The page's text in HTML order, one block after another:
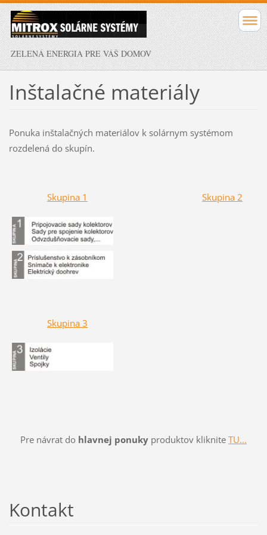
ZELENÁ ENERGIA PRE VÁŠ DOMOV
Inštalačné materiály
Ponuka inštalačných materiálov k solárnym systémom
rozdelená do skupín.
Skupina 1 Skupina 2
Skupina 3
Pre návrat do hlavnej ponuky produktov kliknite TU...
Kontakt